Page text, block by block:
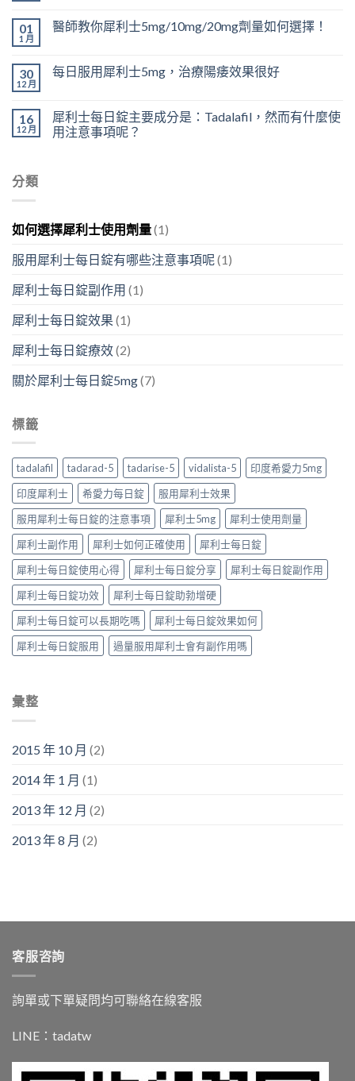
01
1 月
醫師教你犀利士5mg/10mg/20mg劑量如何選擇！
30
12 月
每日服用犀利士5mg，治療陽痿效果很好
16
12 月
犀利士每日錠主要成分是：Tadalafil，然而有什麼使
用注意事項呢？
分類
如何選擇犀利士使用劑量(1)
服用犀利士每日錠有哪些注意事項呢(1)
犀利士每日錠副作用 (1)
犀利士每日錠效果 (1)
犀利士每日錠療效(2)
關於犀利士每日錠5mg(7)
標籤
tadalafil tadarad-5 tadarise-5 vidalista-5
印度希愛力5mg
印度犀利士
希愛力每日錠
服用犀利士效果
服用犀利士每日錠的注意事項
犀利士5mg
犀利士使用劑量
犀利士副作用
犀利士如何正確使用
犀利士每日錠
犀利士每日錠使用心得
犀利士每日錠分享
犀利士每日錠副作用
犀利士每日錠功效
犀利士每日錠助勃增硬
犀利士每日錠可以長期吃嗎
犀利士每日錠效果如何
犀利士每日錠服用
過量服用犀利士會有副作用嗎
彙整
2015 年 10 月 (2)
2014 年 1 月 (1)
2013 年 12 月 (2)
2013 年 8 月 (2)
客服咨詢
詢單或下單疑問均可聯絡在線客服
LINE： tadatw